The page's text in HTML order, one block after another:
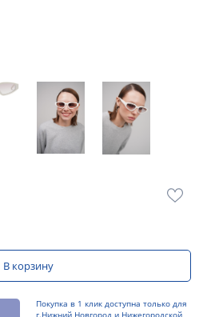
В корзину
Покупка в 1 клик доступна только для
г.Нижний Новгород и Нижегородской